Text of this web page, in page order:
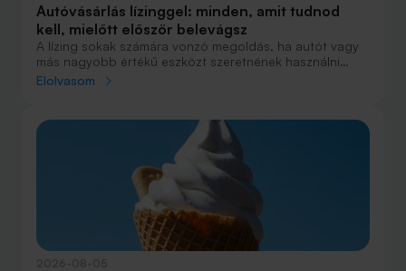
Autóvásárlás lízinggel: minden, amit tudnod
kell, mielőtt először belevágsz
A lízing sokak számára vonzó megoldás, ha autót vagy
más nagyobb értékű eszközt szeretnének használni
anélkül, hogy azt egy összegben ki kellene fizetniük.
fogalmak közül, amelyekkel biztosan találkozol.
Elolvasom